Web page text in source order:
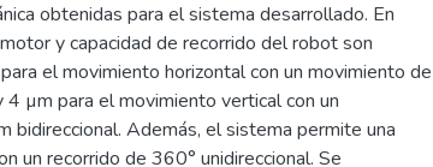
obtenidas para el sistema desarrollado. En
y capacidad de recorrido del robot son
el movimiento horizontal con un movimiento de
µm para el movimiento vertical con un
bidireccional. Además, el sistema permite una
un recorrido de 360° unidireccional. Se